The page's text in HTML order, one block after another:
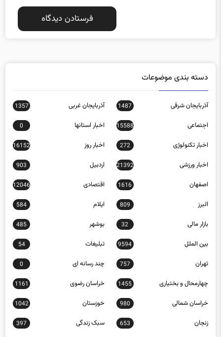
دسته بندی موضوعات
آذربایجان شرقی 1487 آذربایجان غربی 1357
اجتماعی 15588 اخبار استانها 0
اخبار تکنولوژی 272 اخبار روز 16152
اخبار ورزشی 21392 اردبیل 903
اصفهان 1616 اقتصادی 12046
البرز 809 ایلام 584
بازار مالی 32 بوشهر 485
بین الملل 9594 تبلیغات 54
تهران 757 چند رسانه ای 0
چهارمحال و بختیاری 1455 خراسان رضوی 1161
خراسان شمالی 980 خوزستان 1042
زنجان 653 سبک زندگی 397